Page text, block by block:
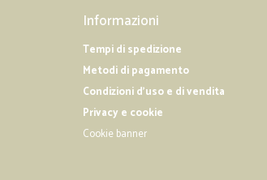
Informazioni
Tempi di spedizione
Metodi di pagamento
Condizioni d'uso e di vendita
Privacy e cookie
Cookie banner